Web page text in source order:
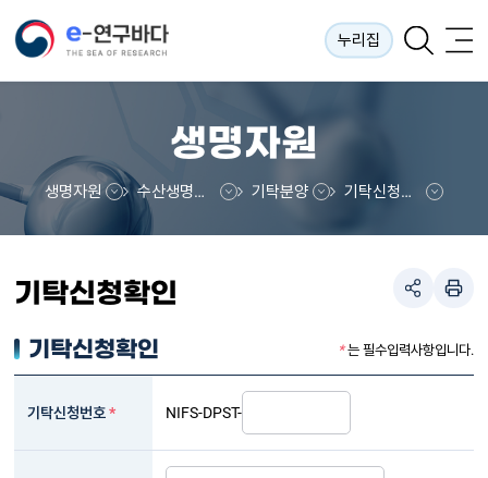
누리집
생명자원
생명자원 수산생명자원정보센터 기탁분양 기탁신청확인
기탁신청확인
기탁신청확인 *는 필수입력사항입니다.
기탁신청번호* NIFS-DPST-